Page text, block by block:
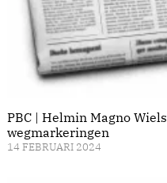
PBC | Helmin Magno
wegmarkeringen
14 FEBRUARI 2024